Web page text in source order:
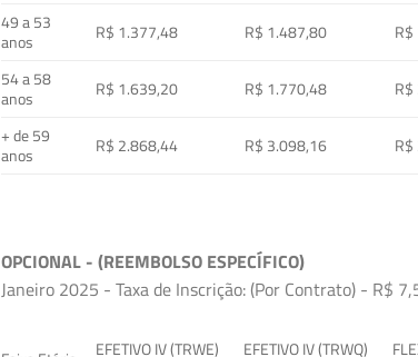
49 a 53
anos
R$ 1.377,48 R$ 1.487,80
54 a 58
anos
R$ 1.639,20 R$ 1.770,48
+ de 59
anos
R$ 2.868,44 R$ 3.098,16
OPCIONAL - (REEMBOLSO ESPECÍFICO)
Janeiro 2025 - Taxa de Inscrição: (Por Contrato) - R$
EFETIVO IV (TRWE)
EFETIVO IV (TRWQ)